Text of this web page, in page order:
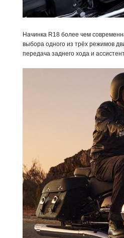
Начинка R18 более чем
выбора одного из трёх режимов
передача заднего хода и